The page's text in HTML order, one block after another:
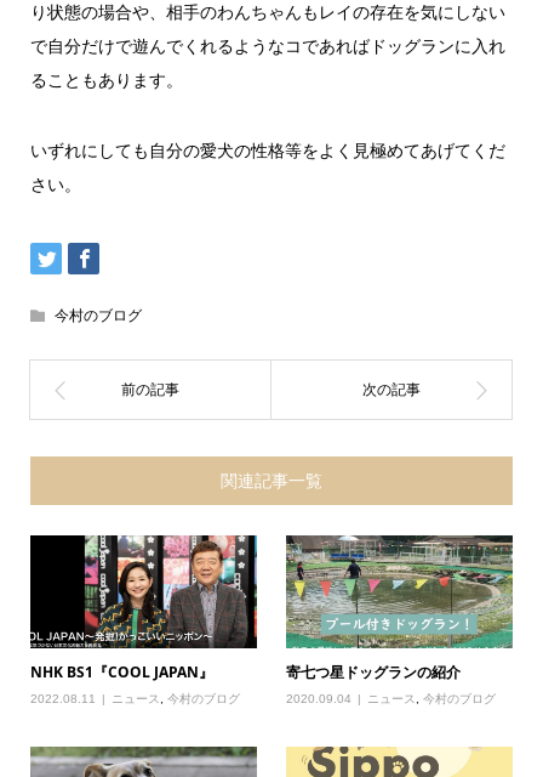
り状態の場合や、相手のわんちゃんもレイの存在を気にしない
で自分だけで遊んでくれるようなコであればドッグランに入れ
ることもあります。
いずれにしても自分の愛犬の性格等をよく見極めてあげてくだ
さい。
今村のブログ
関連記事一覧
NHK BS1『COOL JAPAN』
2022.08.11 ニュース, 今村のブログ
寄七つ星ドッグランの紹介
2020.09.04 ニュース,今村のブログ